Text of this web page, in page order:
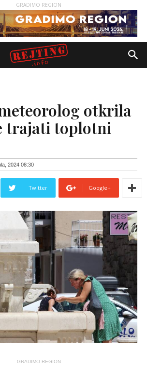
GRADIMO REGION
otkrila
trajati toplotni
2024 08:30
Twitter Google+
GRADIMO REGION